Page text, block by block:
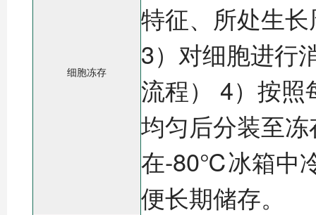
细胞冻存
特征、所处生
3）对细胞进行
流程） 4）按照
均匀后分装至
在-80℃冰箱中
便长期储存。